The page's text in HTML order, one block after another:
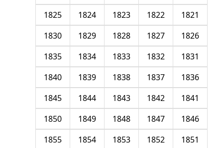
1821
1822
1823
1824
1825
1826
1827
1828
1829
1830
1831
1832
1833
1834
1835
1836
1837
1838
1839
1840
1841
1842
1843
1844
1845
1846
1847
1848
1849
1850
1851
1852
1853
1854
1855